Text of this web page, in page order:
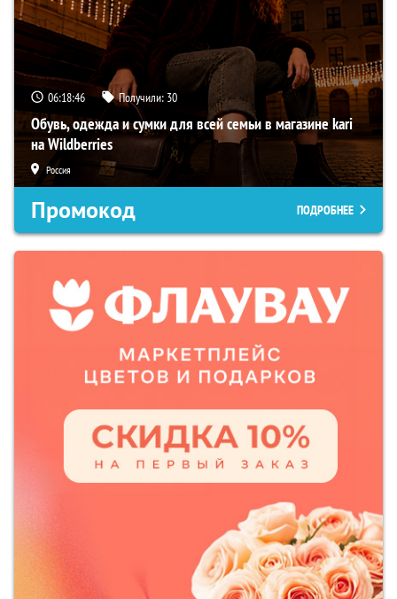
06:18:46 Получили: 30
Обувь, одежда и сумки для всей семьи в магазине kari
на Wildberries
Россия
Промокод ПОДРОБНЕЕ